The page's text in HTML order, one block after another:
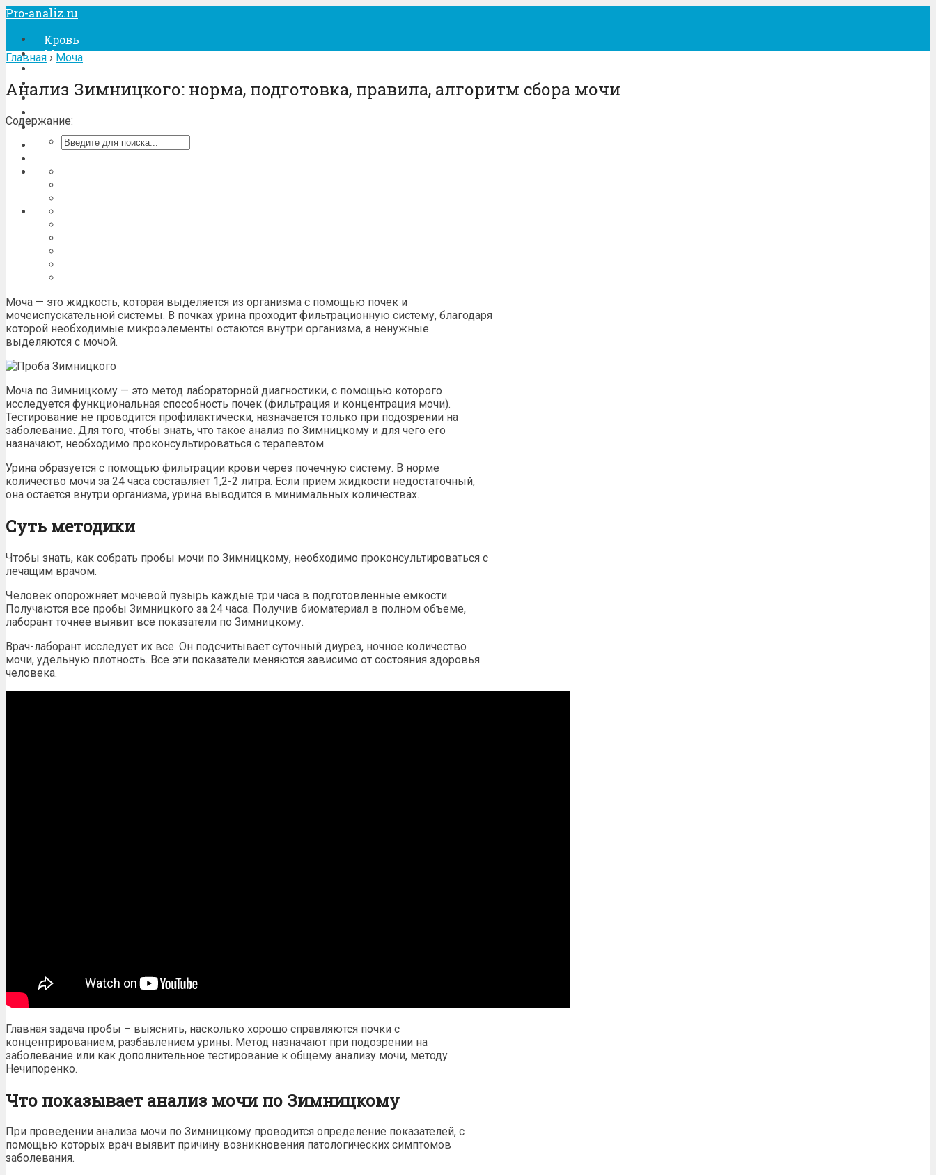
Pro-analiz.ru
Кровь
Моча
Беременность
Лечение
Главная › Моча
Анализ Зимницкого: норма, подготовка, правила, алгоритм сбора мочи
Содержание:
Моча — это жидкость, которая выделяется из организма с помощью почек и
мочеиспускательной системы. В почках урина проходит фильтрационную систему, благодаря
которой необходимые микроэлементы остаются внутри организма, а ненужные
выделяются с мочой.
Моча по Зимницкому — это метод лабораторной диагностики, с помощью которого
исследуется функциональная способность почек (фильтрация и концентрация мочи).
Тестирование не проводится профилактически, назначается только при подозрении на
заболевание. Для того, чтобы знать, что такое анализ по Зимницкому и для чего его
назначают, необходимо проконсультироваться с терапевтом.
Урина образуется с помощью фильтрации крови через почечную систему. В норме
количество мочи за 24 часа составляет 1,2-2 литра. Если прием жидкости недостаточный,
она остается внутри организма, урина выводится в минимальных количествах.
Суть методики
Чтобы знать, как собрать пробы мочи по Зимницкому, необходимо проконсультироваться с
лечащим врачом.
Человек опорожняет мочевой пузырь каждые три часа в подготовленные емкости.
Получаются все пробы Зимницкого за 24 часа. Получив биоматериал в полном объеме,
лаборант точнее выявит все показатели по Зимницкому.
Врач-лаборант исследует их все. Он подсчитывает суточный диурез, ночное количество
мочи, удельную плотность. Все эти показатели меняются зависимо от состояния здоровья
человека.
Главная задача пробы – выяснить, насколько хорошо справляются почки с
концентрированием, разбавлением урины. Метод назначают при подозрении на
заболевание или как дополнительное тестирование к общему анализу мочи, методу
Нечипоренко.
Что показывает анализ мочи по Зимницкому
При проведении анализа мочи по Зимницкому проводится определение показателей, с
помощью которых врач выявит причину возникновения патологических симптомов
заболевания.